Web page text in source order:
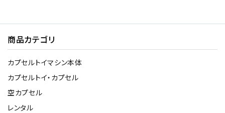
商品カテゴリ
カプセルトイマシン本体
カプセルトイ・カプセル
空カプセル
レンタル